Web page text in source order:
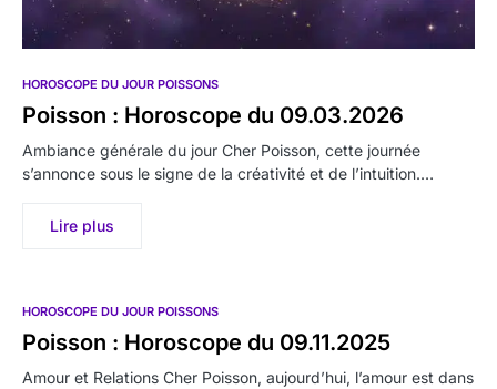
HOROSCOPE DU JOUR POISSONS
Poisson : Horoscope du 09.03.2026
Ambiance générale du jour Cher Poisson, cette journée
s’annonce sous le signe de la créativité et de l’intuition.…
Lire plus
HOROSCOPE DU JOUR POISSONS
Poisson : Horoscope du 09.11.2025
Amour et Relations Cher Poisson, aujourd’hui, l’amour est dans